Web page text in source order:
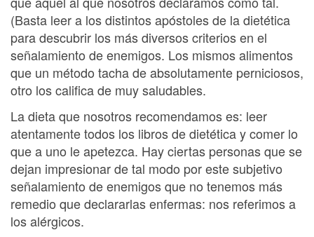
(Basta leer a los distintos apóstoles de la dietética
para descubrir los más diversos criterios en el
señalamiento de enemigos. Los mismos alimentos
que un método tacha de absolutamente perniciosos,
otro los califica de muy saludables.
La dieta que nosotros recomendamos es: leer
atentamente todos los libros de dietética y comer lo
que a uno le apetezca. Hay ciertas personas que se
dejan impresionar de tal modo por este subjetivo
señalamiento de enemigos que no tenemos más
remedio que declararlas enfermas: nos referimos a
los alérgicos.